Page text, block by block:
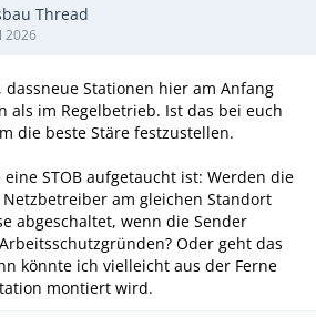
Thread
2026
Stationen hier am Anfang
als im Regelbetrieb. Ist das bei euch
die beste Stäre festzustellen.
STOB aufgetaucht ist: Werden die
am gleichen Standort
abgeschaltet, wenn die Sender
Oder geht das
könnte ich vielleicht aus der Ferne
montiert wird.